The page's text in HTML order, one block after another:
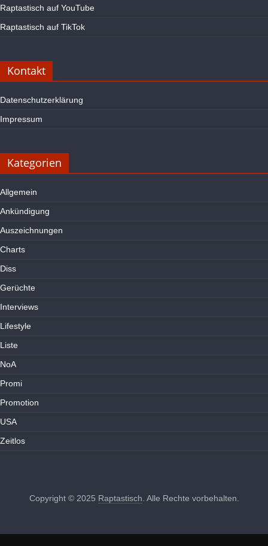
Raptastisch auf YouTube
Raptastisch auf TikTok
Kontakt
Datenschutzerklärung
Impressum
Kategorien
Allgemein
Ankündigung
Auszeichnungen
Charts
Diss
Gerüchte
Interviews
Lifestyle
Liste
NoA
Promi
Promotion
USA
Zeitlos
Copyright © 2025 Raptastisch . Alle Rechte vorbehalten.